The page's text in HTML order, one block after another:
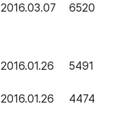
2016.03.07 6520
2016.01.26 5491
2016.01.26 4474